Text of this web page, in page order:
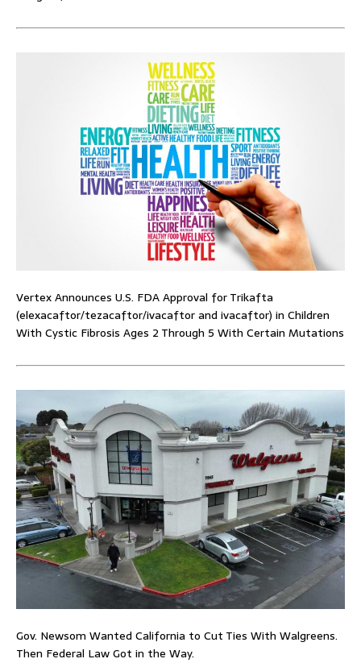
Vertex Announces U.S. FDA Approval for Trikafta
(elexacaftor/tezacaftor/ivacaftor and ivacaftor) in Children
With Cystic Fibrosis Ages 2 Through 5 With Certain Mutations
Gov. Newsom Wanted California to Cut Ties With Walgreens.
Then Federal Law Got in the Way.